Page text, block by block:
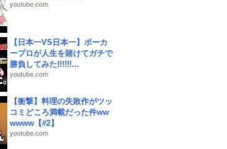
youtube.com
【日本一VS日本一】ポーカ
ープロが人生を賭けてガチで
勝負してみた!!!!!!...
youtube.com
【衝撃】料理の失敗作がツッ
コミどころ満載だった件ww
wwww【#2】
youtube.com